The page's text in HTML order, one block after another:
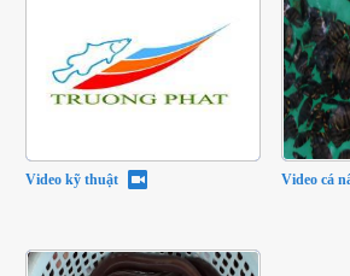
Video kỹ thuật Video cá